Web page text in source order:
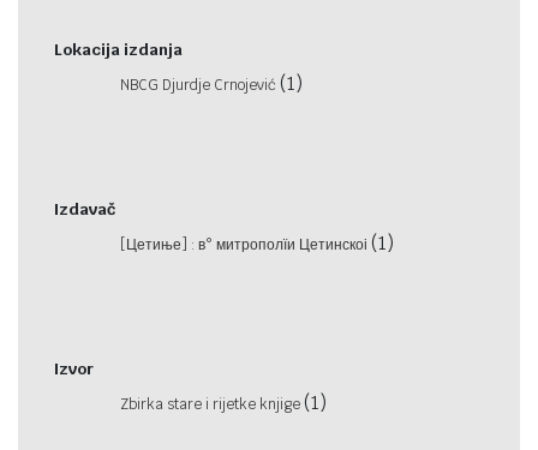
Lokacija izdanja
NBCG Djurdje Crnojević (1)
Izdavač
[Цетиње] : в° митрополїи Цетинскоі (1)
Izvor
Zbirka stare i rijetke knjige(1)